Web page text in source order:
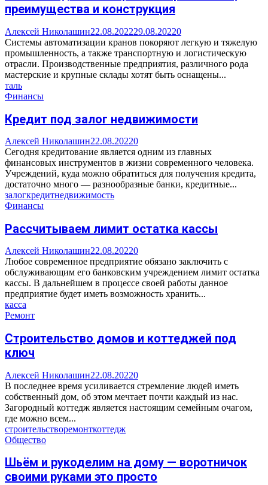
преимущества и конструкция
Алексей Николашин22.08.202229.08.20220
Системы автоматизации кранов покоряют легкую и тяжелую
промышленность, а также транспортную и логистическую
отрасли. Производственные предприятия, различного рода
мастерские и крупные склады хотят быть оснащены...
таль
Финансы
Кредит под залог недвижимости
Алексей Николашин22.08.20220
Сегодня кредитование является одним из главных
финансовых инструментов в жизни современного человека.
Учреждений, куда можно обратиться для получения кредита,
достаточно много — разнообразные банки, кредитные...
залогкредитнедвижимость
Финансы
Рассчитываем лимит остатка кассы
Алексей Николашин22.08.20220
Любое современное предприятие обязано заключить с
обслуживающим его банковским учреждением лимит остатка
кассы. В дальнейшем в процессе своей работы данное
предприятие будет иметь возможность хранить...
касса
Ремонт
Строительство домов и коттеджей под
ключ
Алексей Николашин22.08.20220
В последнее время усиливается стремление людей иметь
собственный дом, об этом мечтает почти каждый из нас.
Загородный коттедж является настоящим семейным очагом,
где можно всем...
строительстворемонткоттедж
Общество
Шьём и рукоделим на дому — воротничок
своими руками это просто